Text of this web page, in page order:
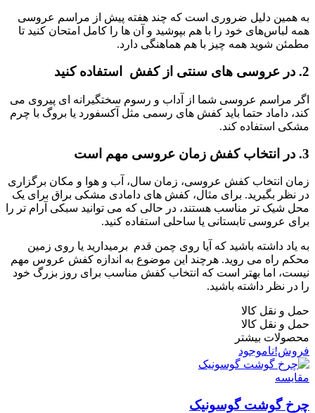
به همین دلیل ضروری است که چند هفته پیش از مراسم عروسی
همه لباس‌های خود را با هم بپوشید و آن ها را کامل امتحان کنید تا
مطمئن شوید همه چیز با هم هماهنگی دارد.
2. در عروسی های سنتی از کفش استفاده کنید
اگر مراسم عروسی شما از آداب و رسوم سختگیرانه ای پیروی می
کند، داماد حتما باید کفش های رسمی مثل آکسفورد یا بروگ با چرم
مشکی استفاده کند.
3. در انتخاب کفش زمان عروسی مهم است
زمان انتخاب کفش عروسی، زمان سال، آب و هوا و مکان برگزاری
در نظر بگیرید. برای مثال، کفش ‌های دامادی مشکی براق برای یک
محل شیک ‌تر مناسب هستند، در حالی که می‌ توانید سبکی آرام‌ تر را
برای عروسی تابستانی یا ساحلی استفاده کنید.
به یاد داشته باشید که آیا روی چمن قدم برمیدارید یا روی زمین
محکم راه می روید. هرچند این موضوع به اندازه کفش عروس مهم
نیست، اما بهتر است که انتخاب کفش مناسب برای روز بزرگ خود
را در نظر داشته باشید.
حمل و نقل کالا
حمل و نقل کالا
محصولات بیشتر
فروش!ناموجود
مقایسه
چرخ گوشت گوسونیک